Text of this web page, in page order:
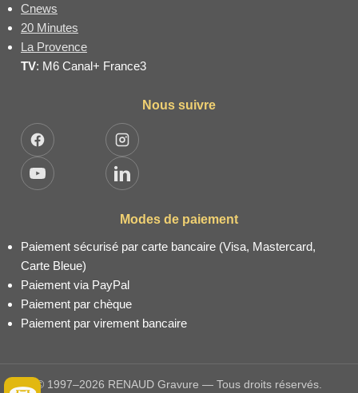
Cnews
20 Minutes
La Provence
TV: M6 Canal+ France3
Nous suivre
Facebook Instagram
YouTube LinkedIn
Modes de paiement
Paiement sécurisé par carte bancaire (Visa, Mastercard,
Carte Bleue)
Paiement via PayPal
Paiement par chèque
Paiement par virement bancaire
© 1997–2026 RENAUD Gravure — Tous droits réservés.